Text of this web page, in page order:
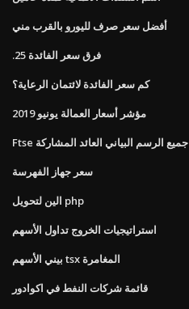
أفضل سعر صرف لليورو بالقرب مني
.25 فرق سعر الفائدة
كم سعر الفائدة لائتمان الرعاية؟
مؤشر أسعار العمالة يونيو 2019
Ftse جميع الرسم البياني العائد المشاركة
سعر جهاز الفهرسة
الين لتحويل php
استراتيجيات الخروج تداول الأسهم
بيني الأسهم tsx المغامرة
قائمة شركات النفط في اكوادور